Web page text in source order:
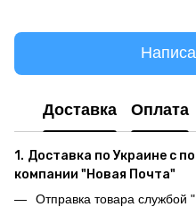
Доставка Оплата
1. Доставка по Украине с
компании "Новая Почта"
Отправка товара службой